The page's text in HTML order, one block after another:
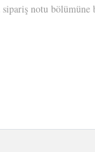
sipariş notu